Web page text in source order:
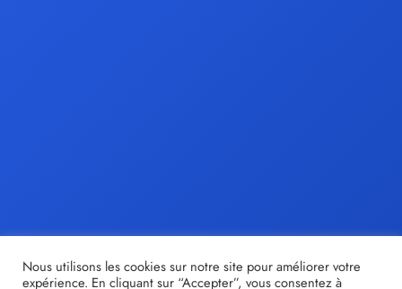
Nous utilisons les cookies sur notre site pour améliorer votre
expérience. En cliquant sur “Accepter”, vous consentez à